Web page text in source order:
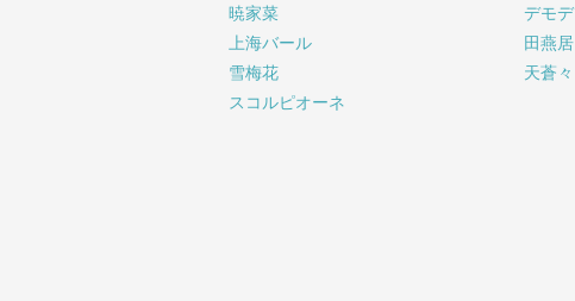
暁家菜
上海バール
雪梅花
スコルピオーネ
デモデ
田燕居
天蒼々